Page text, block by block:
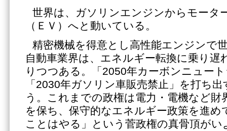
世界は、ガソリンエンジンからモータ
（ＥＶ）へと動いている。
精密機械を得意とし高性能エンジンで
自動車業界は、エネルギー転換に乗り遅
りつつある。「2050年カーボンニュー
「2030年ガソリン車販売禁止」を打ち
う。これまでの政権は電力・電機など財
を保ち、保守的なエネルギー政策を進め
ことはやる」という菅政権の真骨頂が